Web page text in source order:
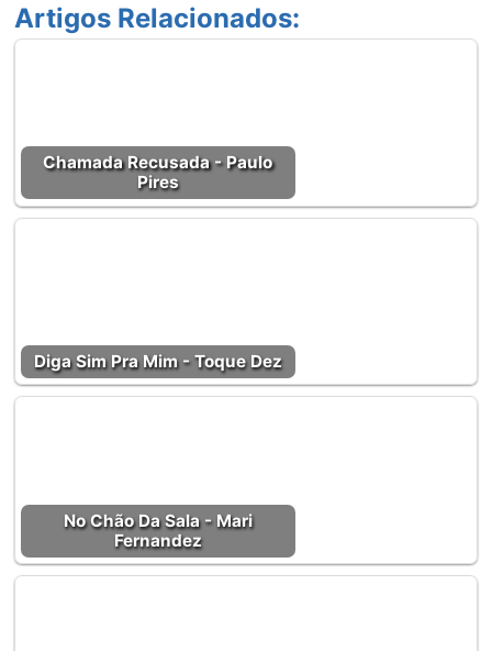
Artigos Relacionados:
Chamada Recusada - Paulo
Pires
Diga Sim Pra Mim - Toque Dez
No Chão Da Sala - Mari
Fernandez